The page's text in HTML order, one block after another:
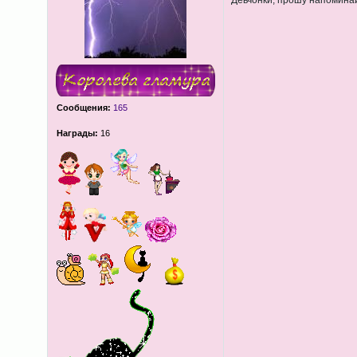
Сообщения: 165
Награды: 16